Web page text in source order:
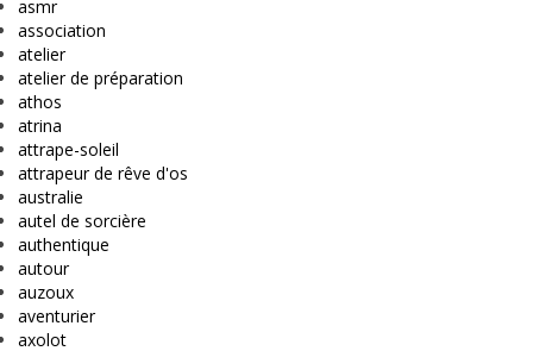
asmr
association
atelier
atelier de préparation
athos
atrina
attrape-soleil
attrapeur de rêve d'os
australie
autel de sorcière
authentique
autour
auzoux
aventurier
axolot